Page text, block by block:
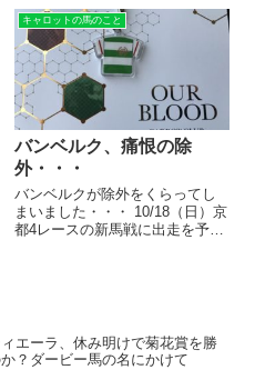
キャロットの馬のこと
バンベルク、痛恨の除
外・・・
バンベルクが除外をくらってし
まいました・・・ 10/18（日）京
都4レースの新馬戦に出走を予定
エーラ、休み明けで菊花賞を勝
？ダービー馬の名にかけて